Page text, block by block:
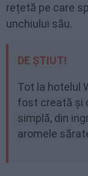
rețetă pe care
unchiului său.
DE ȘTIUT!
Tot la hotelul
fost creată și
simplă, din
aromele